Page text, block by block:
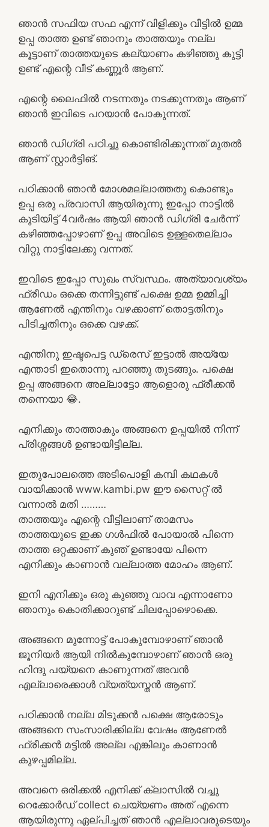
ഞാൻ സഫിയ സഫ എന്ന് വിളിക്കും വീട്ടിൽ ഉമ്മ
ഉപ്പ താത്ത ഉണ്ട് ഞാനും താത്തയും നല്ല
കൂട്ടാണ് താത്തയുടെ കല്യാണം കഴിഞ്ഞു കുട്ടി
ഉണ്ട് എന്റെ വീട് കണ്ണൂർ ആണ്.
എന്റെ ലൈഫിൽ നടന്നതും നടക്കുന്നതും ആണ്
ഞാൻ ഇവിടെ പറയാൻ പോകുന്നത്.
ഞാൻ ഡിഗ്രി പഠിച്ചു കൊണ്ടിരിക്കുന്നത് മുതൽ
ആണ് സ്റ്റാർട്ടിങ്.
പഠിക്കാൻ ഞാൻ മോശമല്ലാത്തതു കൊണ്ടും
ഉപ്പ ഒരു പ്രവാസി ആയിരുന്നു ഇപ്പോ നാട്ടിൽ
കൂടിയിട്ട് 4വർഷം ആയി ഞാൻ ഡിഗ്രി ചേർന്ന്
കഴിഞ്ഞപ്പോഴാണ് ഉപ്പ അവിടെ ഉള്ളതെല്ലാം
വിറ്റു നാട്ടിലേക്കു വന്നത്.
ഇവിടെ ഇപ്പോ സുഖം സ്വസ്ഥം. അത്യാവശ്യം
ഫ്രീഡം ഒക്കെ തന്നിട്ടുണ്ട് പക്ഷെ ഉമ്മ ഉമ്മിച്ചി
ആണേൽ എന്തിനും വഴക്കാണ് തൊട്ടതിനും
പിടിച്ചതിനും ഒക്കെ വഴക്ക്.
എന്തിനു ഇഷ്ടപെട്ട ഡ്രെസ് ഇട്ടാൽ അയ്യേ
എന്താടി ഇതൊന്നു പറഞ്ഞു തുടങ്ങും. പക്ഷെ
ഉപ്പ അങ്ങനെ അല്ലാട്ടോ ആളൊരു ഫ്രീക്കൻ
തന്നെയാ 😂.
എനിക്കും താത്താകും അങ്ങനെ ഉപ്പയിൽ നിന്ന്
പ്രിശ്നങ്ങൾ ഉണ്ടായിട്ടില്ല.
ഇതുപോലത്തെ അടിപൊളി കമ്പി കഥകൾ
വായിക്കാൻ www.kambi.pw ഈ സൈറ്റ് ൽ
വന്നാൽ മതി ………
താത്തയും എന്റെ വീട്ടിലാണ് താമസം
താത്തയുടെ ഇക്ക ഗൾഫിൽ പോയാൽ പിന്നെ
താത്ത ഒറ്റക്കാണ് കുഞ് ഉണ്ടായേ പിന്നെ
എനിക്കും കാണാൻ വല്ലാത്ത മോഹം ആണ്.
ഇനി എനിക്കും ഒരു കുഞ്ഞു വാവ എന്നാണോ
ഞാനും കൊതിക്കാറുണ്ട് ചിലപ്പോഴൊക്കെ.
അങ്ങനെ മുന്നോട്ട് പോകുമ്പോഴാണ് ഞാൻ
ജൂനിയർ ആയി നിൽകുമ്പോഴാണ് ഞാൻ ഒരു
ഹിന്ദു പയ്യനെ കാണുന്നത് അവൻ
എല്ലാരെക്കാൾ വ്യത്യസ്തൻ ആണ്.
പഠിക്കാൻ നല്ല മിടുക്കൻ പക്ഷെ ആരോടും
അങ്ങനെ സംസാരിക്കില്ല വേഷം ആണേൽ
ഫ്രീക്കൻ മട്ടിൽ അല്ല എങ്കിലും കാണാൻ
കുഴപ്പമില്ല.
അവനെ ഒരിക്കൽ എനിക്ക് ക്ലാസിൽ വച്ചു
റെക്കോർഡ് collect ചെയ്യണം അത് എന്നെ
ആയിരുന്നു ഏല്പിച്ചത് ഞാൻ എല്ലാവരുടെയും